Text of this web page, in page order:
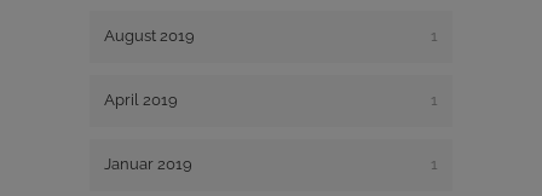
August 2019 1
April 2019 1
Januar 2019 1